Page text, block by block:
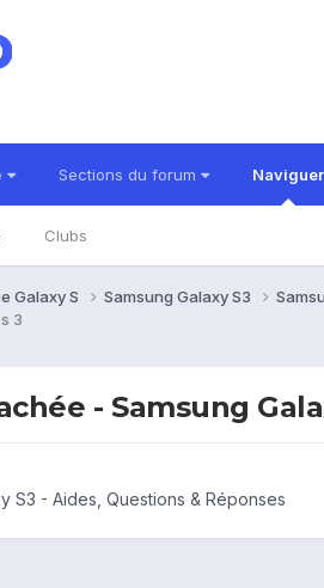
Sections du forum Naviguer
Clubs
Galaxy S Samsung Galaxy S3
3
- Samsung
S3 - Aides, Questions & Réponses